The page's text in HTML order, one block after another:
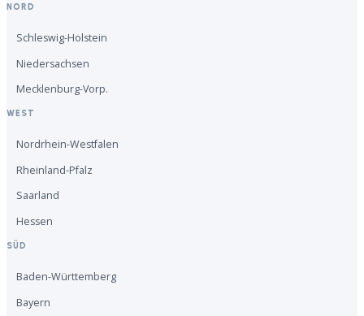
NORD
Schleswig-Holstein
Niedersachsen
Mecklenburg-Vorp.
WEST
Nordrhein-Westfalen
Rheinland-Pfalz
Saarland
Hessen
SÜD
Baden-Württemberg
Bayern